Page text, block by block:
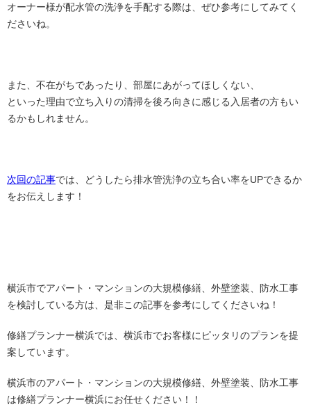
オーナー様が配水管の洗浄を手配する際は、ぜひ参考にしてみてく
ださいね。
また、不在がちであったり、部屋にあがってほしくない、
といった理由で立ち入りの清掃を後ろ向きに感じる入居者の方もい
るかもしれません。
次回の記事では、どうしたら排水管洗浄の立ち合い率をUPできるか
をお伝えします！
横浜市でアパート・マンションの大規模修繕、外壁塗装、防水工事
を検討している方は、是非この記事を参考にしてくださいね！
修繕プランナー横浜では、横浜市でお客様にピッタリのプランを提
案しています。
横浜市のアパート・マンションの大規模修繕、外壁塗装、防水工事
は修繕プランナー横浜にお任せください！！